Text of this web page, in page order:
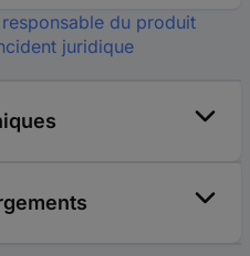
du produit
juridique